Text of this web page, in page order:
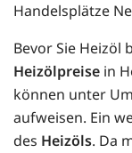
Handelsplätze
Bevor Sie Heizöl
Heizölpreise in
können unter
aufweisen. Ein
des Heizöls. Da